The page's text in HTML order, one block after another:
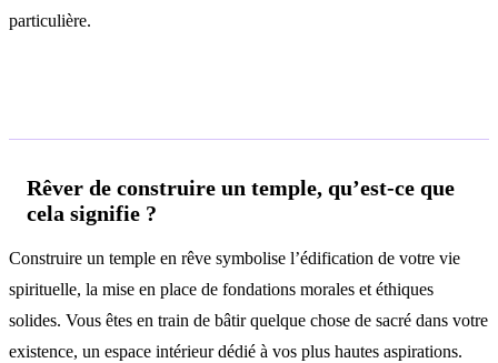
particulière.
Rêver de construire un temple, qu’est-ce que
cela signifie ?
Construire un temple en rêve symbolise l’édification de votre vie
spirituelle, la mise en place de fondations morales et éthiques
solides. Vous êtes en train de bâtir quelque chose de sacré dans votre
existence, un espace intérieur dédié à vos plus hautes aspirations.